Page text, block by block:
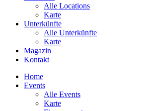
Alle Locations
Karte
Unterkünfte
Alle Unterkünfte
Karte
Magazin
Kontakt
Home
Events
Alle Events
Karte